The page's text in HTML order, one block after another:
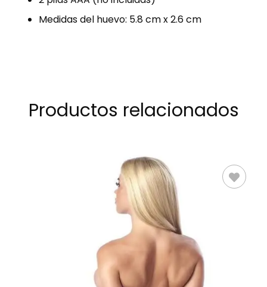
Medidas del huevo: 5.8 cm x 2.6 cm
Productos relacionados